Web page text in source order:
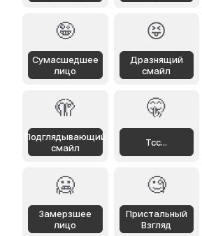
🤪
Сумасшедшее
лицо
😝
Дразнящий
смайл
🫣
Подглядывающий
смайл
🤫
Тсс...
🥶
Замерзшее
лицо
🧐
Пристальный
Взгляд